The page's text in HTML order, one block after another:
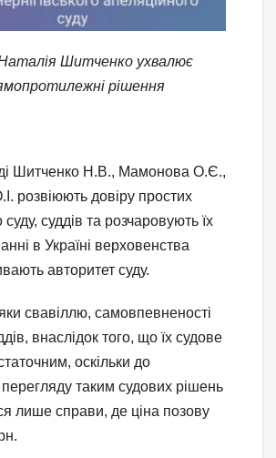
Шитченко ухвалює
рішення
Шитченко Н.В., Мамонова О.Є.,
розвіюють довіру простих
суддів та розчаровують їх
в Україні верховенства
авторитет суду.
свавіллю, самовпевненості
внаслідок того, що їх судове
оскільки до
перегляду таким судових рішень
лише справи, де ціна позову